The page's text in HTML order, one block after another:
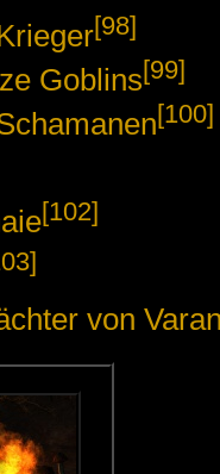
[98]
Goblins[99]
[100]
[102]
von